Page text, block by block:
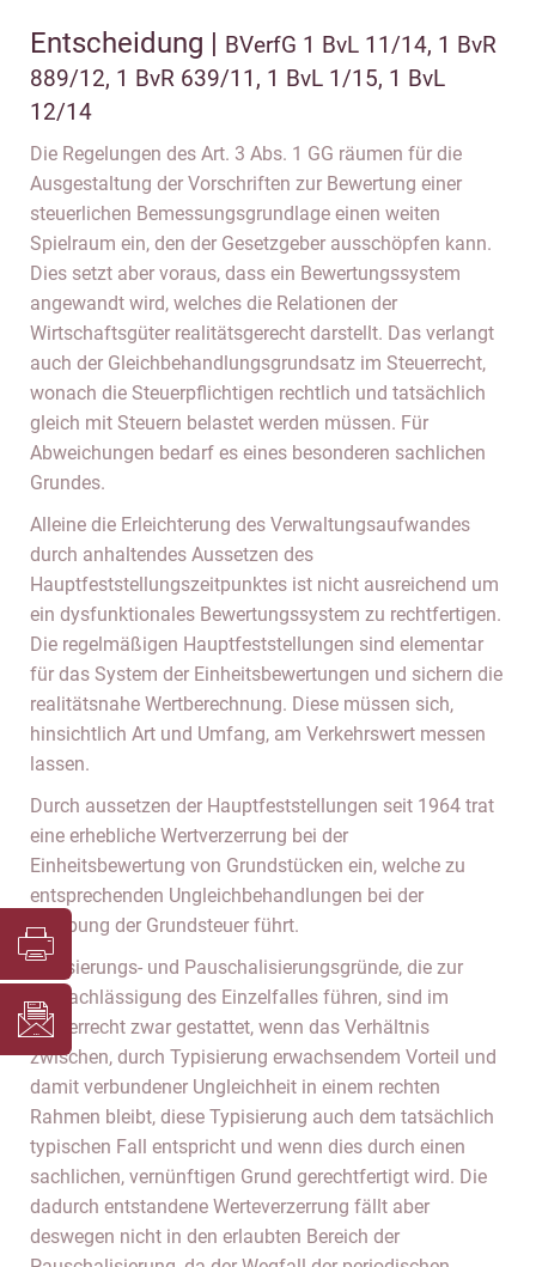
Entscheidung | BVerfG 1 BvL 11/14, 1 BvR
889/12, 1 BvR 639/11, 1 BvL 1/15, 1 BvL
12/14
Die Regelungen des Art. 3 Abs. 1 GG räumen für die
Ausgestaltung der Vorschriften zur Bewertung einer
steuerlichen Bemessungsgrundlage einen weiten
Spielraum ein, den der Gesetzgeber ausschöpfen kann.
Dies setzt aber voraus, dass ein Bewertungssystem
angewandt wird, welches die Relationen der
Wirtschaftsgüter realitätsgerecht darstellt. Das verlangt
auch der Gleichbehandlungsgrundsatz im Steuerrecht,
wonach die Steuerpflichtigen rechtlich und tatsächlich
gleich mit Steuern belastet werden müssen. Für
Abweichungen bedarf es eines besonderen sachlichen
Grundes.
Alleine die Erleichterung des Verwaltungsaufwandes
durch anhaltendes Aussetzen des
Hauptfeststellungszeitpunktes ist nicht ausreichend um
ein dysfunktionales Bewertungssystem zu rechtfertigen.
Die regelmäßigen Hauptfeststellungen sind elementar
für das System der Einheitsbewertungen und sichern die
realitätsnahe Wertberechnung. Diese müssen sich,
hinsichtlich Art und Umfang, am Verkehrswert messen
lassen.
Durch aussetzen der Hauptfeststellungen seit 1964 trat
eine erhebliche Wertverzerrung bei der
Einheitsbewertung von Grundstücken ein, welche zu
entsprechenden Ungleichbehandlungen bei der
Erhebung der Grundsteuer führt.
Typisierungs- und Pauschalisierungsgründe, die zur
Vernachlässigung des Einzelfalles führen, sind im
Steuerrecht zwar gestattet, wenn das Verhältnis
zwischen, durch Typisierung erwachsendem Vorteil und
damit verbundener Ungleichheit in einem rechten
Rahmen bleibt, diese Typisierung auch dem tatsächlich
typischen Fall entspricht und wenn dies durch einen
sachlichen, vernünftigen Grund gerechtfertigt wird. Die
dadurch entstandene Werteverzerrung fällt aber
deswegen nicht in den erlaubten Bereich der